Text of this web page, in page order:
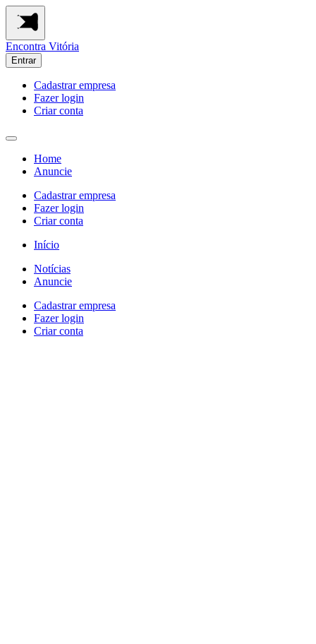
Encontra Vitória
Entrar
Cadastrar empresa
Fazer login
Criar conta
Home
Anuncie
Cadastrar empresa
Fazer login
Criar conta
Início
Notícias
Anuncie
Cadastrar empresa
Fazer login
Criar conta